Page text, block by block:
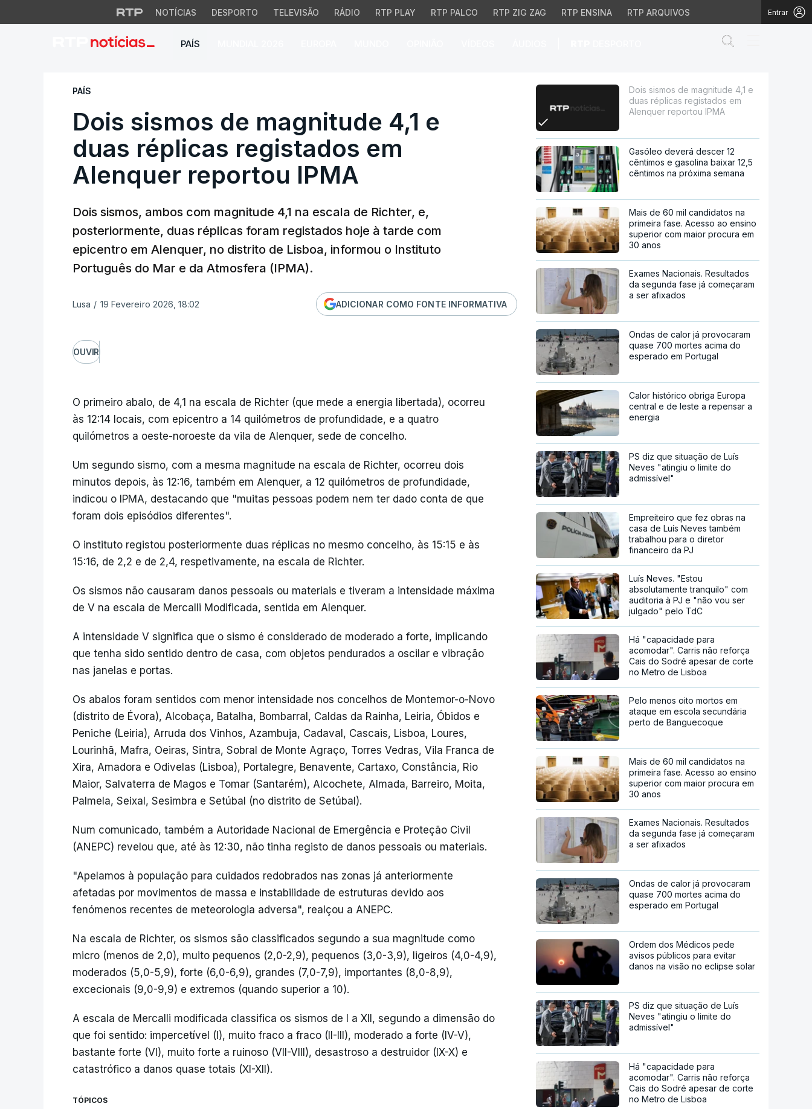
NOTÍCIAS DESPORTO TELEVISÃO RÁDIO RTP PLAY RTP PALCO RTP ZIG ZAG RTP ENSINA RTP ARQUIVOS Entrar
PAÍS
Dois sismos de magnitude 4,1 e duas réplicas registados em
PAÍS
Dois sismos de magnitude 4,1 e
duas réplicas registados em
Alenquer reportou IPMA
Dois sismos, ambos com magnitude 4,1 na escala de Richter, e,
posteriormente, duas réplicas foram registados hoje à tarde com
epicentro em Alenquer, no distrito de Lisboa, informou o Instituto
Português do Mar e da Atmosfera (IPMA).
Lusa / 19 Fevereiro 2026, 18:02 ADICIONAR COMO FONTE INFORMATIVA
OUVIR
O primeiro abalo, de 4,1 na escala de Richter (que mede a energia libertada), ocorreu
às 12:14 locais, com epicentro a 14 quilómetros de profundidade, e a quatro
quilómetros a oeste-noroeste da vila de Alenquer, sede de concelho.
Um segundo sismo, com a mesma magnitude na escala de Richter, ocorreu dois
minutos depois, às 12:16, também em Alenquer, a 12 quilómetros de profundidade,
indicou o IPMA, destacando que "muitas pessoas podem nem ter dado conta de que
foram dois episódios diferentes".
O instituto registou posteriormente duas réplicas no mesmo concelho, às 15:15 e às
15:16, de 2,2 e de 2,4, respetivamente, na escala de Richter.
Os sismos não causaram danos pessoais ou materiais e tiveram a intensidade máxima
de V na escala de Mercalli Modificada, sentida em Alenquer.
A intensidade V significa que o sismo é considerado de moderado a forte, implicando
que tenha sido sentido dentro de casa, com objetos pendurados a oscilar e vibração
nas janelas e portas.
Os abalos foram sentidos com menor intensidade nos concelhos de Montemor-o-Novo
(distrito de Évora), Alcobaça, Batalha, Bombarral, Caldas da Rainha, Leiria, Óbidos e
Peniche (Leiria), Arruda dos Vinhos, Azambuja, Cadaval, Cascais, Lisboa, Loures,
Lourinhã, Mafra, Oeiras, Sintra, Sobral de Monte Agraço, Torres Vedras, Vila Franca de
Xira, Amadora e Odivelas (Lisboa), Portalegre, Benavente, Cartaxo, Constância, Rio
Maior, Salvaterra de Magos e Tomar (Santarém), Alcochete, Almada, Barreiro, Moita,
Palmela, Seixal, Sesimbra e Setúbal (no distrito de Setúbal).
Num comunicado, também a Autoridade Nacional de Emergência e Proteção Civil
(ANEPC) revelou que, até às 12:30, não tinha registo de danos pessoais ou materiais.
"Apelamos à população para cuidados redobrados nas zonas já anteriormente
afetadas por movimentos de massa e instabilidade de estruturas devido aos
fenómenos recentes de meteorologia adversa", realçou a ANEPC.
Na escala de Richter, os sismos são classificados segundo a sua magnitude como
micro (menos de 2,0), muito pequenos (2,0-2,9), pequenos (3,0-3,9), ligeiros (4,0-4,9),
moderados (5,0-5,9), forte (6,0-6,9), grandes (7,0-7,9), importantes (8,0-8,9),
excecionais (9,0-9,9) e extremos (quando superior a 10).
A escala de Mercalli modificada classifica os sismos de I a XII, segundo a dimensão do
que foi sentido: impercetível (I), muito fraco a fraco (II-III), moderado a forte (IV-V),
bastante forte (VI), muito forte a ruinoso (VII-VIII), desastroso a destruidor (IX-X) e
catastrófico a danos quase totais (XI-XII).
TÓPICOS
Dois sismos de magnitude 4,1 e
duas réplicas registados em
Alenquer reportou IPMA
Gasóleo deverá descer 12
cêntimos e gasolina baixar 12,5
cêntimos na próxima semana
Mais de 60 mil candidatos na
primeira fase. Acesso ao ensino
superior com maior procura em
30 anos
Exames Nacionais. Resultados
da segunda fase já começaram
a ser afixados
Ondas de calor já provocaram
quase 700 mortes acima do
esperado em Portugal
Calor histórico obriga Europa
central e de leste a repensar a
energia
PS diz que situação de Luís
Neves "atingiu o limite do
admissível"
Empreiteiro que fez obras na
casa de Luís Neves também
trabalhou para o diretor
financeiro da PJ
Luís Neves. "Estou
absolutamente tranquilo" com
auditoria à PJ e "não vou ser
julgado" pelo TdC
Há "capacidade para
acomodar". Carris não reforça
Cais do Sodré apesar de corte
no Metro de Lisboa
Pelo menos oito mortos em
ataque em escola secundária
perto de Banguecoque
Mais de 60 mil candidatos na
primeira fase. Acesso ao ensino
superior com maior procura em
30 anos
Exames Nacionais. Resultados
da segunda fase já começaram
a ser afixados
Ondas de calor já provocaram
quase 700 mortes acima do
esperado em Portugal
Ordem dos Médicos pede
avisos públicos para evitar
danos na visão no eclipse solar
PS diz que situação de Luís
Neves "atingiu o limite do
admissível"
Há "capacidade para
acomodar". Carris não reforça
Cais do Sodré apesar de corte
no Metro de Lisboa